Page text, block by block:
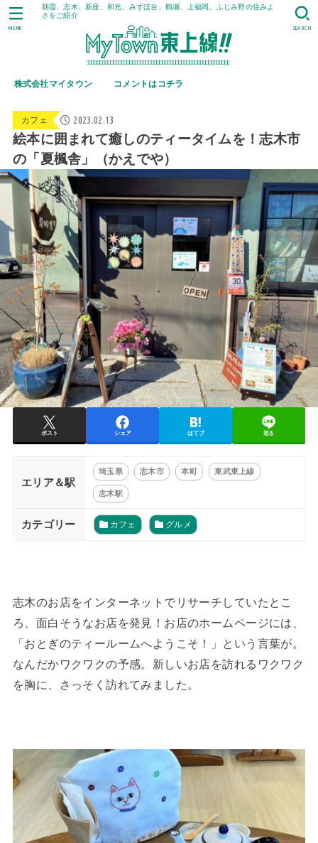
朝霞、志木、新座、和光、みずほ台、鶴瀬、上福岡、ふじみ野の住みよ
さをご紹介
株式会社マイタウン コメントはコチラ
SEARCH
MENU
カフェ 2023.02.13
絵本に囲まれて癒しのティータイムを！志木市
の「夏楓舎」（かえでや）
ポスト シェア はてブ 送る
エリア＆駅
埼玉県 志木市 本町 東武東上線
志木駅
カテゴリー カフェ グルメ
志木のお店をインターネットでリサーチしていたとこ
ろ、面白そうなお店を発見！お店のホームページには、
「おとぎのティールームへようこそ！」という言葉が。
なんだかワクワクの予感。新しいお店を訪れるワクワク
を胸に、さっそく訪れてみました。